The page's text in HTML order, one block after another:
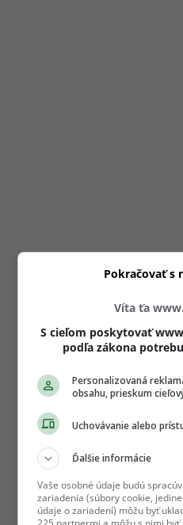
Víta ťa
S cieľom poskytovať
podľa zákona
Personalizovaná
obsahu, prieskum
Uchovávanie alebo
Ďalšie informácie
Vaše osobné údaje budú
zariadenia (súbory cookie,
údaje o zariadení) môžu byť
Pokračovať s